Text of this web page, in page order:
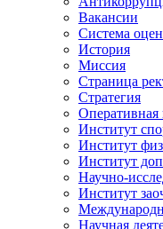
Вакансии
Система
История
Миссия
Страница
Стратегия
Институт
Институт
Институт
Научно-
Институт
Научная